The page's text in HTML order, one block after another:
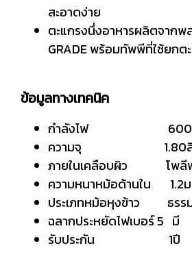
สะอาดง่าย
ตะแกรงนึ่งอาหารผลิตจากพ
GRADE พร้อมทัพพีที่ใช้ยกต
ข้อมูลทางเทคนิค
กำลังไฟ 600วั
ความจุ 1.80ลิ
ภายในเคลือบผิว โพลี
ความหนาหม้อด้านใน 1.2
ประเภทหม้อหุงข้าว ธรร
ฉลากประหยัดไฟเบอร์ 5 มี
รับประกัน 1ปี